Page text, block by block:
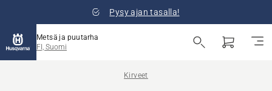
Pysy ajan tasalla!
Metsä ja puutarha
FI, Suomi
Kirveet